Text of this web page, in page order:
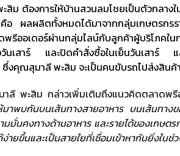
งการให้บ้านสวนลมโชยเป็นตัวกลางใน
ผลผลิตทั้งหมดได้มาจากกลุ่มเกษตรกรร
รีออเดอร์ผ่านกลุ่มไลน์กับลูกค้าผู้บริโภคใ
นเสาร์ และปิดคำสั่งซื้อในเย็นวันเสาร์ แ
งคุณสุมาลี พะสิม จะเป็นคนขับรถไปส่งสินค้
ล่าวเพิ่มเติมถึงแนวคิดตลาดพรีออเ
มาพบกันบนเส้นทางสายอาหาร บนเส้นทา
มมั่นคงทางด้านอาหาร และรายได้ของเกษต
ายขึ้นและเป็นสายใยที่เชื่อมเข้าหากันยิ่งใน